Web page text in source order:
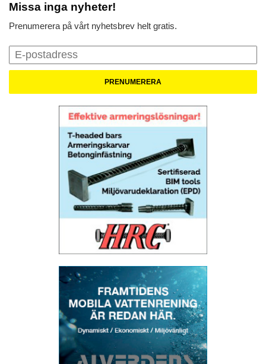
Missa inga nyheter!
Prenumerera på vårt nyhetsbrev helt gratis.